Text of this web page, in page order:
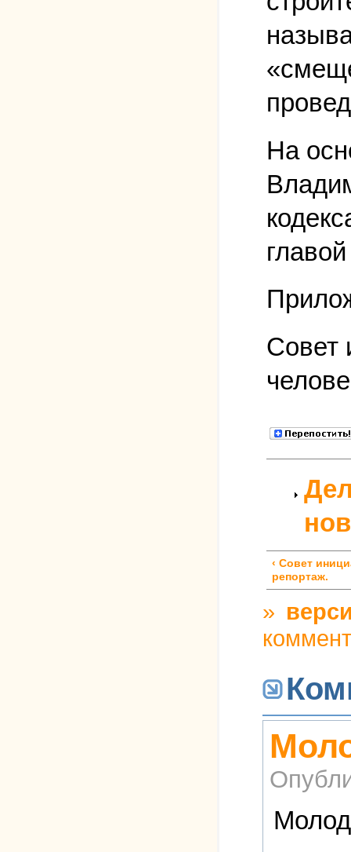
На
Совет
‹ Совет
репортаж.
»